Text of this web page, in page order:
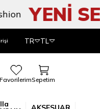
YENİ
TR TL
FavorilerimSepetim